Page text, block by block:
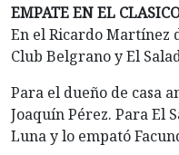
EMPATE EN EL
En el Ricardo Martínez
Club Belgrano y El
Para el dueño de casa
Joaquín Pérez. Para El
Luna y lo empató